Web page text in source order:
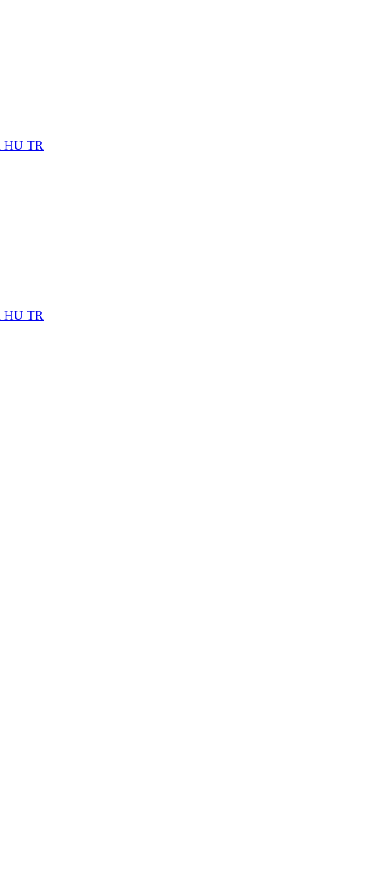
HU TR
HU TR